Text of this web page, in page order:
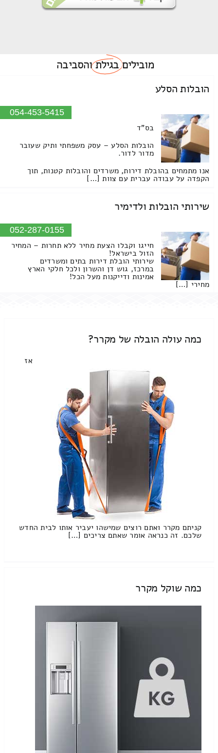
מוביליםבגילתוהסביבה
הובלות הסלע
054-453-5415
בס"ד
הובלות הסלע – עסק משפחתי ותיק שעובר
מדור לדור.
אנו מתמחים בהובלת דירות, משרדים והובלות קטנות, תוך
הקפדה על עבודה עברית עם צוות […]
שירותי הובלות ולדימיר
052-287-0155
חייגו וקבלו הצעת מחיר ללא תחרות – המחיר
הזול בישראל!
שירותי הובלת דירות בתים ומשרדים
במרכז, גוש דן והשרון ולכל חלקי הארץ
אמינות ודייקנות מעל הכל!
מחירי […]
כמה עולה הובלה של מקרר?
אז
קניתם מקרר ואתם רוצים שמישהו יעביר אותו לבית החדש
שלכם. זה כנראה אומר שאתם צריכים […]
כמה שוקל מקרר